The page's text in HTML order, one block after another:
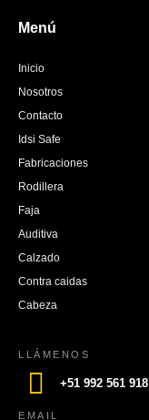
Menú
Inicio
Nosotros
Contacto
Idsi Safe
Fabricaciones
Rodillera
Faja
Auditiva
Calzado
Contra caidas
Cabeza
LLÁMENOS
+51 992 561 918
EMAIL